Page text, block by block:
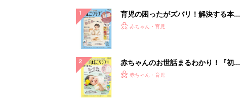
育児の困ったがズバリ！解決する本
『ひよこクラブ 秋号』 4カ月～2才
赤ちゃん・育児
赤ちゃんのお世話まるわかり！『初め
てのひよこクラブ 夏号』〈巻頭大特
赤ちゃん・育児